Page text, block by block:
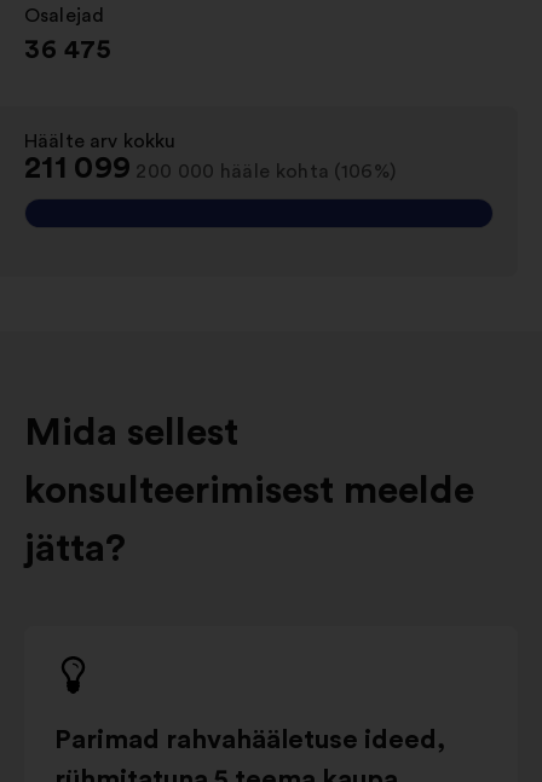
Osalejad
:
36 475
Häälte arv kokku
:
211 099 200 000 hääle kohta (106%)
Mida sellest
konsulteerimisest meelde
jätta?
Parimad rahvahääletuse ideed,